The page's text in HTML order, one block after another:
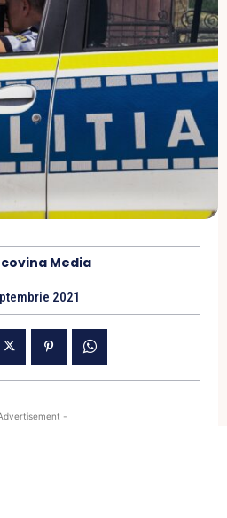
Media
2021
-